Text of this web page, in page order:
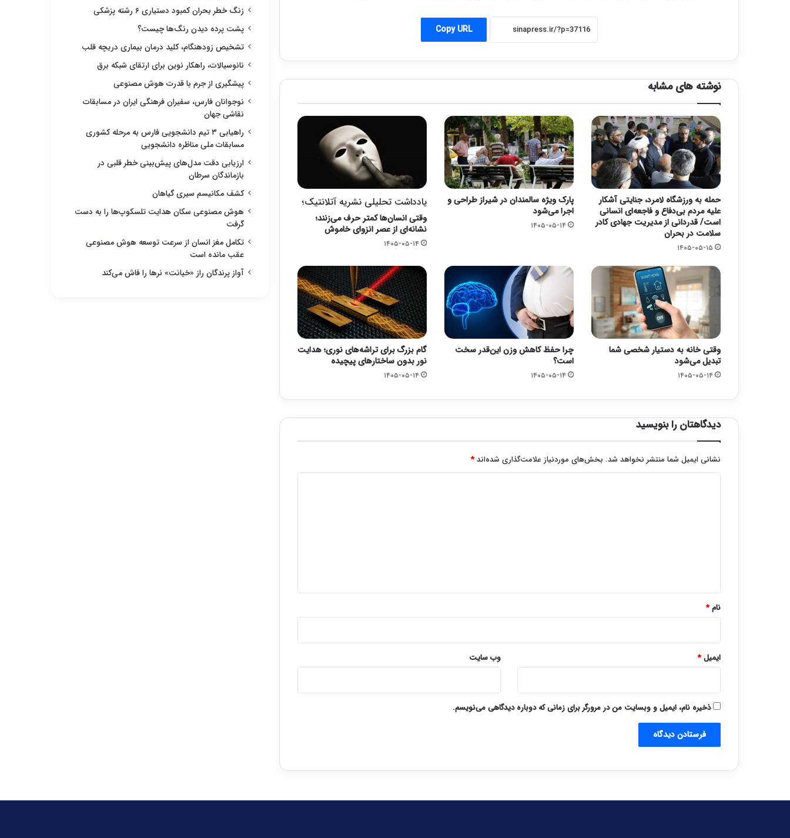
Copy URL
نوشته های مشابه
حمله به ورزشگاه لامرد، جنایتی آشکار
علیه مردم بی‌دفاع و فاجعه‌ای انسانی
است/ قدردانی از مدیریت جهادی کادر
سلامت در بحران
۱۴۰۵-۰۵-۱۵
پارک ویژه سالمندان در شیراز طراحی و
اجرا می‌شود
۱۴۰۵-۰۵-۱۴
یادداشت تحلیلی نشریه آتلانتیک؛
وقتی انسان‌ها کمتر حرف می‌زنند؛
نشانه‌ای از عصر انزوای خاموش
۱۴۰۵-۰۵-۱۴
وقتی خانه به دستیار شخصی شما
تبدیل می‌شود
۱۴۰۵-۰۵-۱۴
چرا حفظ کاهش وزن این‌قدر سخت
است؟
۱۴۰۵-۰۵-۱۴
گام بزرگ برای تراشه‌های نوری؛ هدایت
نور بدون ساختارهای پیچیده
۱۴۰۵-۰۵-۱۴
دیدگاهتان را بنویسید
نشانی ایمیل شما منتشر نخواهد شد. بخش‌های موردنیاز علامت‌گذاری شده‌اند*
نام*
ایمیل* وب‌ سایت
ذخیره نام، ایمیل و وبسایت من در مرورگر برای زمانی که دوباره دیدگاهی می‌نویسم.
زنگ خطر بحران کمبود دستیاری ۶ رشته پزشکی
پشت پرده دیدن رنگ‌ها چیست؟
تشخیص زودهنگام، کلید درمان بیماری دریچه قلب
نانوسیالات، راهکار نوین برای ارتقای شبکه برق
پیشگیری از جرم با قدرت هوش مصنوعی
نوجوانان فارس، سفیران فرهنگی ایران در مسابقات
نقاشی جهان
راهیابی ۳ تیم دانشجویی فارس به مرحله کشوری
مسابقات ملی مناظره دانشجویی
ارزیابی دقت مدل‌های پیش‌بینی خطر قلبی در
بازماندگان سرطان
کشف مکانیسم سیری گیاهان
هوش مصنوعی سکان هدایت تلسکوپ‌ها را به دست
گرفت
تکامل مغز انسان از سرعت توسعه هوش مصنوعی
عقب مانده است
آواز پرندگان راز «خیانت» نرها را فاش می‌کند